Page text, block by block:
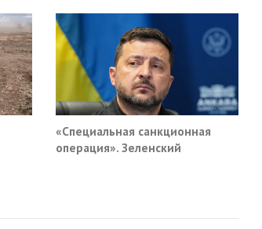
«Специальная санкционная
операция». Зеленский